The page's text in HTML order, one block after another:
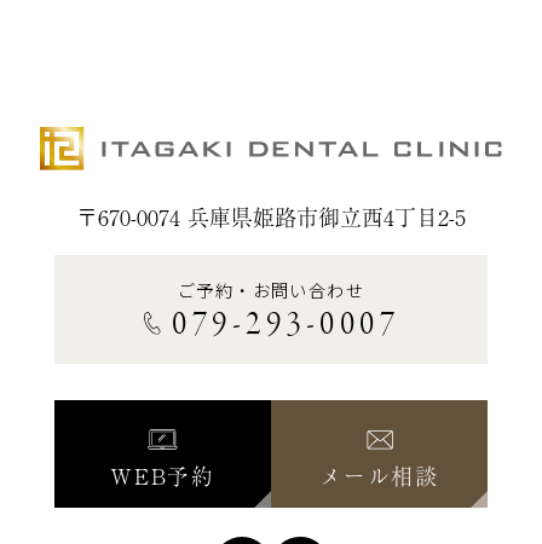
〒670-0074 兵庫県姫路市御立西4丁目2-5
ご予約・お問い合わせ
079-293-0007
WEB予約 メール相談